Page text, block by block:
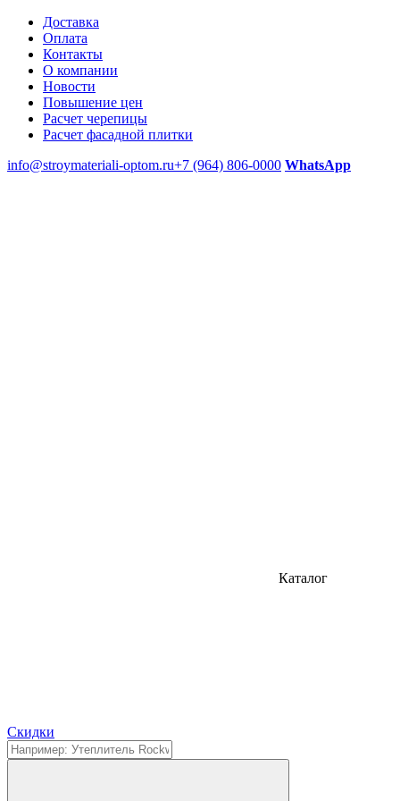
Доставка
Оплата
Контакты
О компании
Новости
Повышение цен
Расчет черепицы
Расчет фасадной плитки
info@stroymateriali-optom.ru+7 (964) 806-0000 WhatsApp
Каталог
Cкидки